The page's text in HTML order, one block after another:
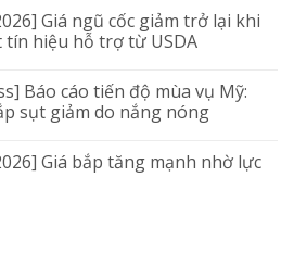
Giá ngũ cốc giảm trở lại khi
hiệu hỗ trợ từ USDA
Báo cáo tiến độ mùa vụ Mỹ:
sụt giảm do nắng nóng
Giá bắp tăng mạnh nhờ lực